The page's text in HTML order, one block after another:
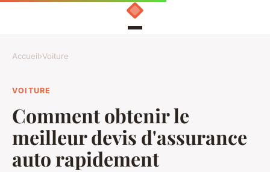
Accueil›Voiture
VOITURE
Comment obtenir le
meilleur devis d'assurance
auto rapidement